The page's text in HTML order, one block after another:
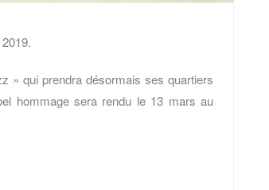
» qui prendra désormais ses quartiers
hommage sera rendu le 13 mars au